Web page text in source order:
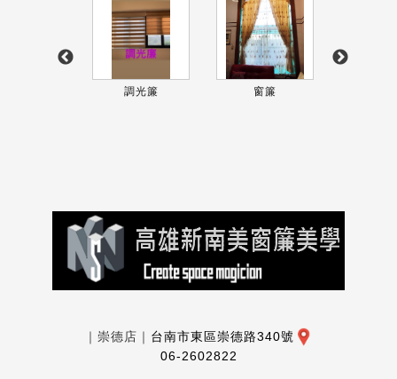
調光簾 窗簾
｜崇德店｜ 台南市東區崇德路340號
06-2602822